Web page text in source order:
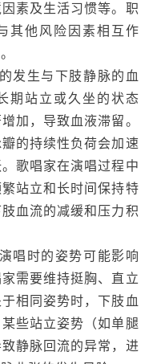
素及生活习惯等。职
其他风险因素相互作
发生与下肢静脉的血
期站立或久坐的状态
加，导致血液滞留。
的持续性负荷会加速
歌唱家在演唱过程中
站立和长时间保持特
血流的减缓和压力积
唱时的姿势可能影响
需要维持挺胸、直立
相同姿势时，下肢血
些站立姿势（如单腿
静脉回流的异常，进